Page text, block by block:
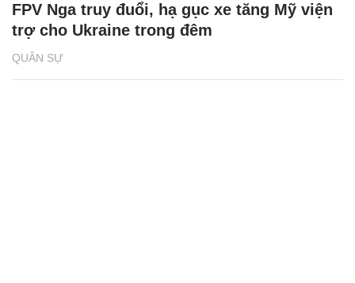
QUÂN SỰ
FPV Nga truy đuổi, hạ gục xe tăng Mỹ viện
trợ cho Ukraine trong đêm